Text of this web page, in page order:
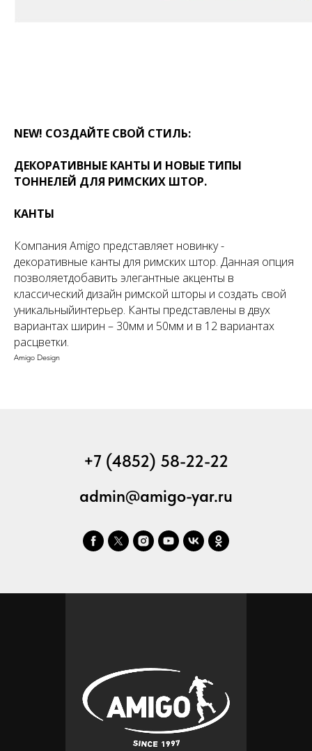
NEW! СОЗДАЙТЕ СВОЙ СТИЛЬ:
ДЕКОРАТИВНЫЕ КАНТЫ И НОВЫЕ ТИПЫ
ТОННЕЛЕЙ ДЛЯ РИМСКИХ ШТОР.
КАНТЫ
Компания Amigo представляет новинку -
декоративные канты для римских штор. Данная опция
позволяетдобавить элегантные акценты в
классический дизайн римской шторы и создать свой
уникальныйинтерьер. Канты представлены в двух
вариантах ширин – 30мм и 50мм и в 12 вариантах
расцветки.
Amigo Design
+7 (4852) 58-22-22
admin@amigo-yar.ru